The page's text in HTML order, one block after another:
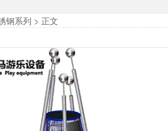
钢系列 > 正文